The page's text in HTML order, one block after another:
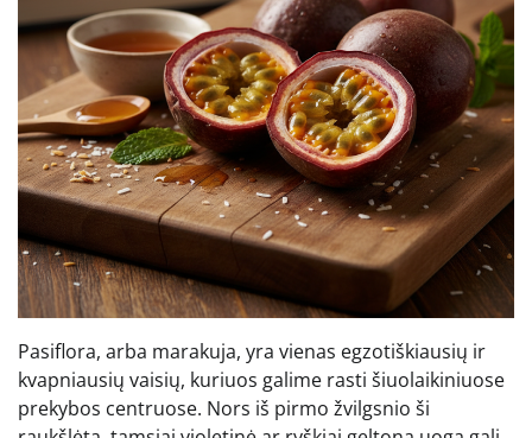
Pasiflora, arba marakuja, yra vienas egzotiškiausių ir
kvapniausių vaisių, kuriuos galime rasti šiuolaikiniuose
prekybos centruose. Nors iš pirmo žvilgsnio ši